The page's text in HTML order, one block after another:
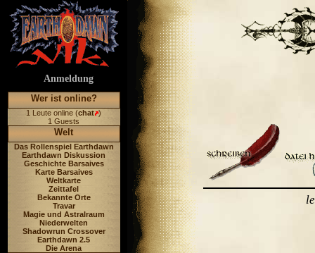
Anmeldung
Wer ist online?
1 Leute online (chat )
1 Guests
Welt
Das Rollenspiel Earthdawn
Earthdawn Diskussion
Geschichte Barsaives
Karte Barsaives
Weltkarte
Zeittafel
Bekannte Orte
Travar
Magie und Astralraum
Niederwelten
Shadowrun Crossover
Earthdawn 2.5
Die Arena